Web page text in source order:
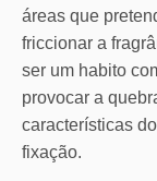
áreas que
friccionar a
ser um habito
provocar a
características
fixação.